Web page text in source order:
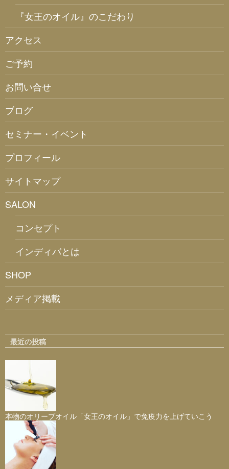
『女王のオイル』のこだわり
アクセス
ご予約
お問い合せ
ブログ
セミナー・イベント
プロフィール
サイトマップ
SALON
コンセプト
インディバとは
SHOP
メディア掲載
最近の投稿
本物のオリーブオイル「女王のオイル」で免疫力を上げていこう